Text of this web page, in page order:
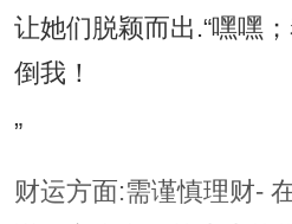
让她们脱颖而出.“嘿嘿
倒我！
”
财运方面:需谨慎理财-